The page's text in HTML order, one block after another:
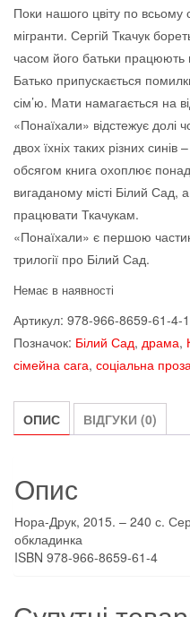
Поки нашого цвіту по всьому
мігранти. Сергій Ткачук
часом його батьки працюють
Батько припускається
сім’ю. Мати намагається на
«Понаїхали» відстежує долі
двох їхніх таких різних
обсягом книга охоплює понад
вигаданому місті Білий Сад,
працювати Ткачукам.
«Понаїхали» є першою
трилогії про Білий Сад.
Немає в наявності
Артикул: 978-966-8659-61-4-1
Позначок: Білий Сад, драма,
сімейна сага, соціальна проза
ОПИС ВІДГУКИ (0)
Опис
Нора-Друк, 2015. – 240 с.
обкладинка
ISBN 978-966-8659-61-4